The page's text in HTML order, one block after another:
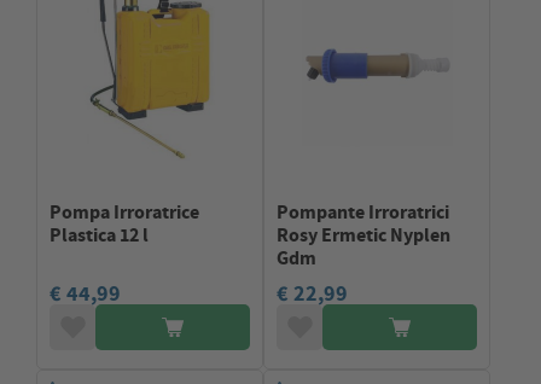
Pompa Irroratrice
Plastica 12 l
€ 44,99
Pompante Irroratrici
Rosy Ermetic Nyplen
Gdm
€ 22,99